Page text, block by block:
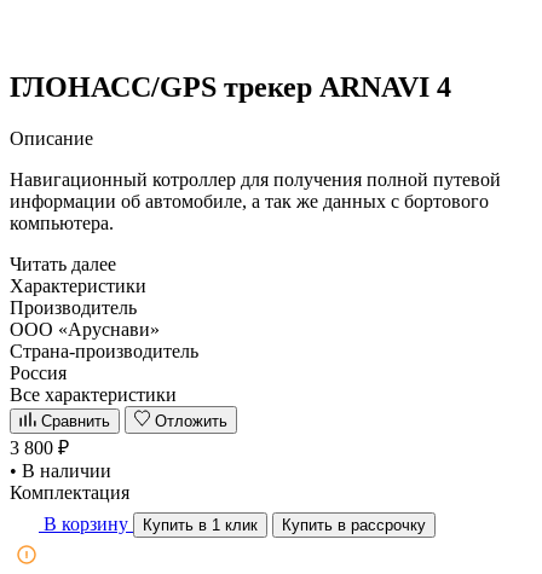
ГЛОНАСС/GPS трекер ARNAVI 4
Описание
Навигационный котроллер для получения полной путевой
информации об автомобиле, а так же данных с бортового
компьютера.
Читать далее
Характеристики
Производитель
ООО «Аруснави»
Страна-производитель
Россия
Все характеристики
Сравнить Отложить
3 800 ₽
• В наличии
Комплектация
В корзину
Купить в 1 клик Купить в рассрочку